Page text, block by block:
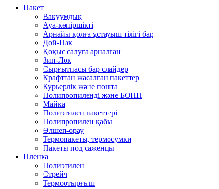
Пакет
Вакуумдық
Ауа-көпіршікті
Арнайы қолға ұстауыш тілігі бар
Дой-Пак
Қоқыс салуға арналған
Зип-Лок
Сырғытпасы бар слайдер
Крафттан жасалған пакеттер
Курьерлік және пошта
Полипропиленді және БОПП
Майка
Полиэтилен пакеттері
Полипропилен қабы
Өлшеп-орау
Термопакеты, термосумки
Пакеты под саженцы
Пленка
Полиэтилен
Стрейч
Термоотырғыш